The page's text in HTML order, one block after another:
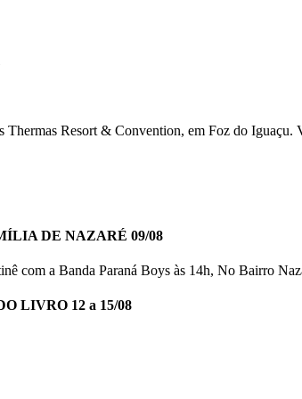
Thermas Resort & Convention, em Foz do Iguaçu.
DE NAZARÉ 09/08
com a Banda Paraná Boys às 14h, No Bairro
LIVRO 12 a 15/08